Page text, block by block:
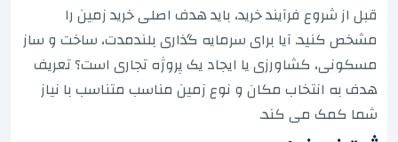
قبل از شروع فرآیند خرید، باید هدف اصلی خرید زمین را
مشخص کنید. آیا برای سرمایه گذاری بلندمدت، ساخت و ساز
مسکونی، کشاورزی یا ایجاد یک پروژه تجاری است؟ تعریف
هدف به انتخاب مکان و نوع زمین مناسب متناسب با نیاز
شما کمک می کند.